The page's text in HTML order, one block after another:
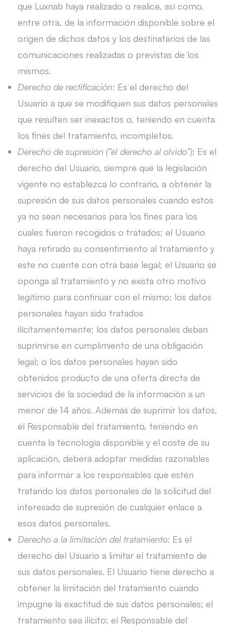
que Luxnab haya realizado o realice, así como,
entre otra, de la información disponible sobre el
origen de dichos datos y los destinatarios de las
comunicaciones realizadas o previstas de los
mismos.
Derecho de rectificación: Es el derecho del
Usuario a que se modifiquen sus datos personales
que resulten ser inexactos o, teniendo en cuenta
los fines del tratamiento, incompletos.
Derecho de supresión (“el derecho al olvido”): Es el
derecho del Usuario, siempre que la legislación
vigente no establezca lo contrario, a obtener la
supresión de sus datos personales cuando estos
ya no sean necesarios para los fines para los
cuales fueron recogidos o tratados; el Usuario
haya retirado su consentimiento al tratamiento y
este no cuente con otra base legal; el Usuario se
oponga al tratamiento y no exista otro motivo
legítimo para continuar con el mismo; los datos
personales hayan sido tratados
ilícitamentemente; los datos personales deban
suprimirse en cumplimiento de una obligación
legal; o los datos personales hayan sido
obtenidos producto de una oferta directa de
servicios de la sociedad de la información a un
menor de 14 años. Además de suprimir los datos,
el Responsable del tratamiento, teniendo en
cuenta la tecnología disponible y el coste de su
aplicación, deberá adoptar medidas razonables
para informar a los responsables que estén
tratando los datos personales de la solicitud del
interesado de supresión de cualquier enlace a
esos datos personales.
Derecho a la limitación del tratamiento: Es el
derecho del Usuario a limitar el tratamiento de
sus datos personales. El Usuario tiene derecho a
obtener la limitación del tratamiento cuando
impugne la exactitud de sus datos personales; el
tratamiento sea ilícito; el Responsable del